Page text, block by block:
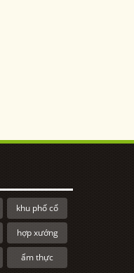
khu phố cổ
hợp xướng
ẩm thực